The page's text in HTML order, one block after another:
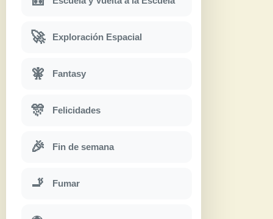
🚀 Exploración Espacial
🧚 Fantasy
🎊 Felicidades
🎉 Fin de semana
🚬 Fumar